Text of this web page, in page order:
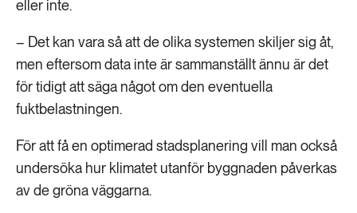
eller inte.
– Det kan vara så att de olika systemen skiljer sig åt,
men eftersom data inte är sammanställt ännu är det
för tidigt att säga något om den eventuella
fuktbelastningen.
För att få en optimerad stadsplanering vill man också
undersöka hur klimatet utanför byggnaden påverkas
av de gröna väggarna.